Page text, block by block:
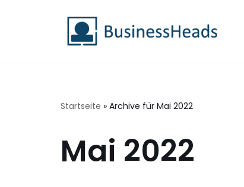
Startseite » Archive für Mai 2022
Mai 2022